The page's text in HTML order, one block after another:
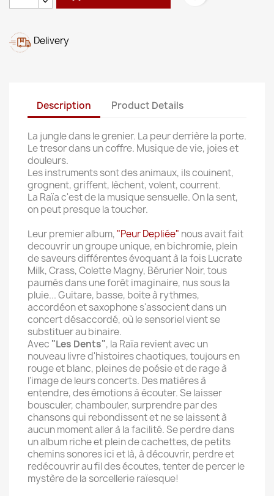
Delivery
Description Product Details
La jungle dans le grenier. La peur derrière la porte.
Le tresor dans un coffre. Musique de vie, joies et
douleurs.
Les instruments sont des animaux, ils couinent,
grognent, griffent, lèchent, volent, courrent.
La Raïa c'est de la musique sensuelle. On la sent,
on peut presque la toucher.
Leur premier album, "Peur Depliée" nous avait fait
decouvrir un groupe unique, en bichromie, plein
de saveurs différentes évoquant à la fois Lucrate
Milk, Crass, Colette Magny, Bérurier Noir, tous
paumés dans une forêt imaginaire, nus sous la
pluie... Guitare, basse, boite à rythmes,
accordéon et saxophone s'associent dans un
concert désaccordé, où le sensoriel vient se
substituer au binaire.
Avec "Les Dents", la Raïa revient avec un
nouveau livre d'histoires chaotiques, toujours en
rouge et blanc, pleines de poésie et de rage à
l'image de leurs concerts. Des matières à
entendre, des émotions à écouter. Se laisser
bousculer, chambouler, surprendre par des
chansons qui rebondissent et ne se laissent à
aucun moment aller à la facilité. Se perdre dans
un album riche et plein de cachettes, de petits
chemins sonores ici et là, à découvrir, perdre et
redécouvrir au fil des écoutes, tenter de percer le
mystère de la sorcellerie raïesque!